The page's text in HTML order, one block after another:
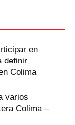
en
definir
Colima
varios
Colima –